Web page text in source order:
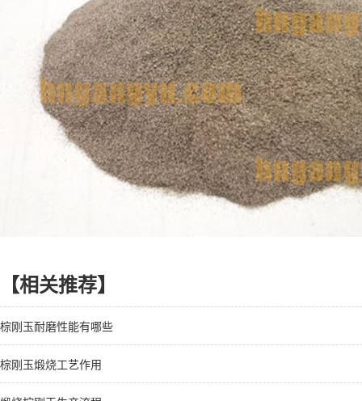
【相关推荐】
棕刚玉耐磨性能有哪些
棕刚玉煅烧工艺作用